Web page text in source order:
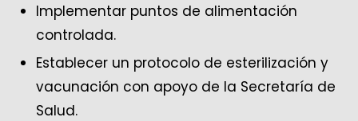
Implementar puntos de alimentación
controlada.
Establecer un protocolo de esterilización y
vacunación con apoyo de la Secretaría de
Salud.